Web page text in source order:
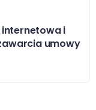
i
umowy